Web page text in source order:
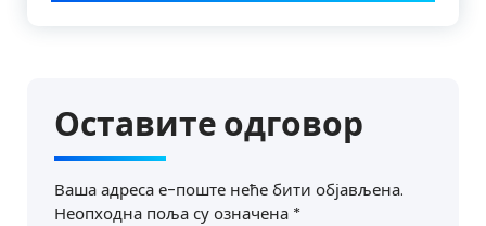
Оставите одговор
Ваша адреса е-поште неће бити објављена.
Неопходна поља су означена *